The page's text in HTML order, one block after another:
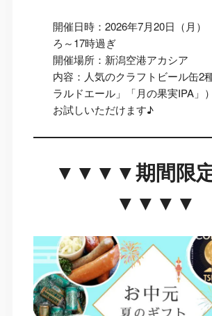
開催日時：2026年7月20日（月
ろ～17時過ぎ
開催場所：新潟空港アカシア
内容：人気のクラフトビール缶2
ラルドエール」「月の果実IPA」
お試しいただけます♪
▼▼▼▼期間限
▼▼▼▼